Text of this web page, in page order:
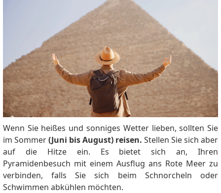
Wenn Sie heißes und sonniges Wetter lieben, sollten Sie
im Sommer(Juni bis August) reisen. Stellen Sie sich aber
auf die Hitze ein. Es bietet sich an, Ihren
Pyramidenbesuch mit einem Ausflug ans Rote Meer zu
verbinden, falls Sie sich beim Schnorcheln oder
Schwimmen abkühlen möchten.